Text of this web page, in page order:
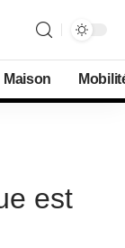
Maison
est